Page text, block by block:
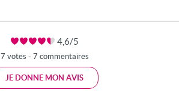
4,6/5
7 votes - 7 commentaires
JE DONNE MON AVIS